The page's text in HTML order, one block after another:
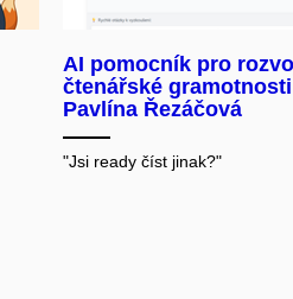
AI pomocník pro
čtenářské gramotnosti
Pavlína Řezáčová
"Jsi ready číst jinak?"